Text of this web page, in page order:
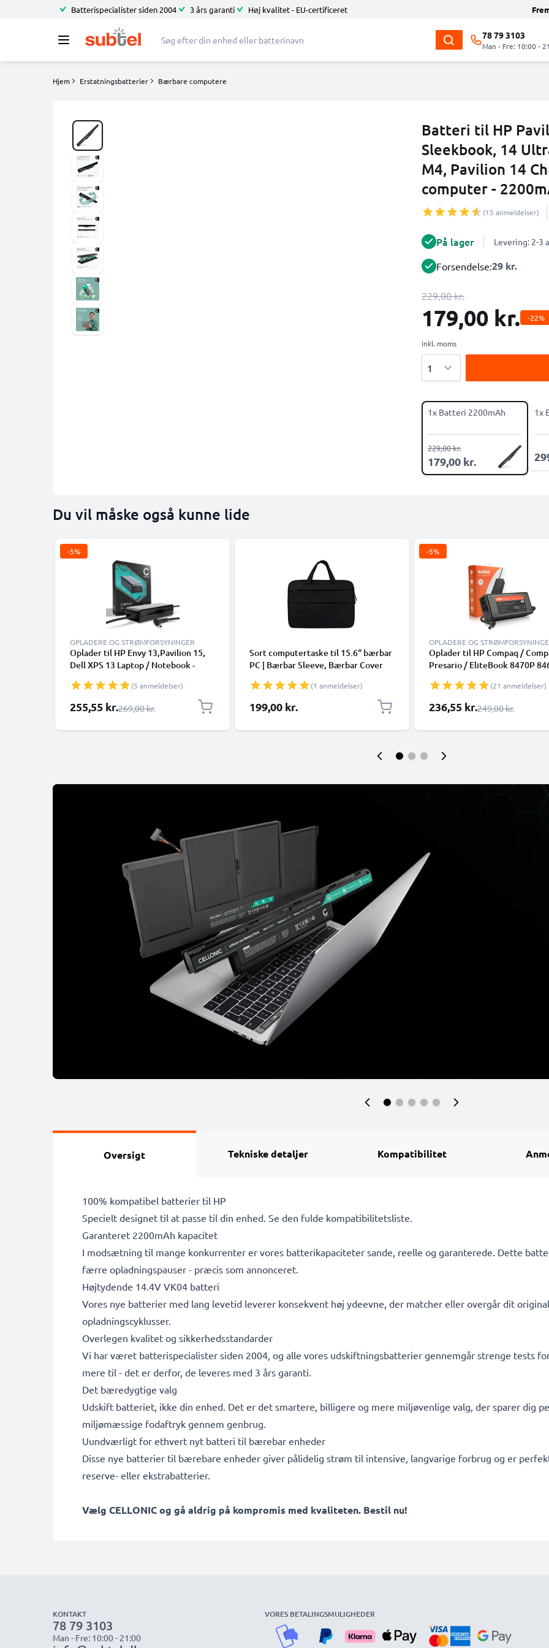
Batterispecialister siden 2004 3 års garanti Høj kvalitet - EU-certificeret
78 79 3103
Man - Fre: 10:00 -
Hjem Erstatningsbatterier Bærbare computere
Batteri til HP
Sleekbook, 14
M4, Pavilion 14
computer -
(15 anmeldelser)
På lager Levering: 2-3
Forsendelse:29 kr.
229,00 kr.
179,00 kr. -22%
inkl. moms
1x Batteri 2200mAh
179,00 kr.
229,00 kr.
1x
Du vil måske også kunne lide
-5%
OPLADERE OG STRØMFORSYNINGER
Oplader til HP Envy 13,Pavilion 15,
Dell XPS 13 Laptop / Notebook -
003, H6Y89AA AC Adapter
Netforsyning 2.6m Opladningskabel
(5 anmeldelser)
Særlig pris
255,55 kr.Almindelig pris
269,00 kr.
Sort computertaske til 15.6“ bærbar
PC | Bærbar Sleeve, Bærbar Cover
(1 anmeldelser)
199,00 kr.
-5%
OPLADERE OG
Oplader til HP Compaq /
Presario / EliteBook 8470P
ProBook 6570B Laptop /
19V 90W 463955-001 AC
Netforsyning 2.6m
(21 anmeldelser)
Særlig pris
236,55 kr.Almindelig pris
249,00 kr.
Oversigt Tekniske detaljer Kompatibilitet
100% kompatibel batterier til HP
Specielt designet til at passe til din enhed. Se den fulde kompatibilitetsliste.
Garanteret 2200mAh kapacitet
I modsætning til mange konkurrenter er vores batterikapaciteter sande, reelle og garanterede. Dette
færre opladningspauser - præcis som annonceret.
Højtydende 14.4V VK04 batteri
Vores nye batterier med lang levetid leverer konsekvent høj ydeevne, der matcher eller overgår dit
opladningscyklusser.
Overlegen kvalitet og sikkerhedsstandarder
Vi har været batterispecialister siden 2004, og alle vores udskiftningsbatterier gennemgår strenge tests
mere til - det er derfor, de leveres med 3 års garanti.
Det bæredygtige valg
Udskift batteriet, ikke din enhed. Det er det smartere, billigere og mere miljøvenlige valg, der sparer dig
miljømæssige fodaftryk gennem genbrug.
Uundværligt for ethvert nyt batteri til bærebar enheder
Disse nye batterier til bærebare enheder giver pålidelig strøm til intensive, langvarige forbrug og er
reserve- eller ekstrabatterier.
Vælg CELLONIC og gå aldrig på kompromis med kvaliteten. Bestil nu!
KONTAKT
78 79 3103
Man - Fre: 10:00 - 21:00
VORES BETALINGSMULIGHEDER